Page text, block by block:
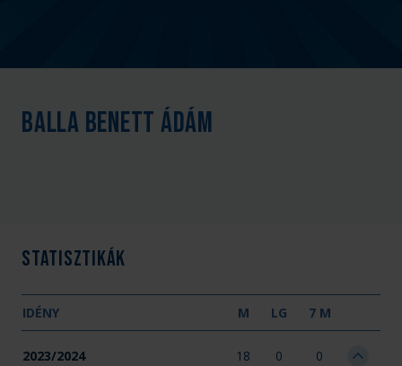
Balla Benett Ádám
Statisztikák
IDÉNY M LG 7 M
2023/2024 18 0 0